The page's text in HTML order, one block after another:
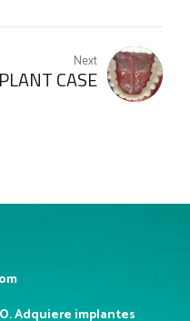
Next
CASE
Adquiere implantes